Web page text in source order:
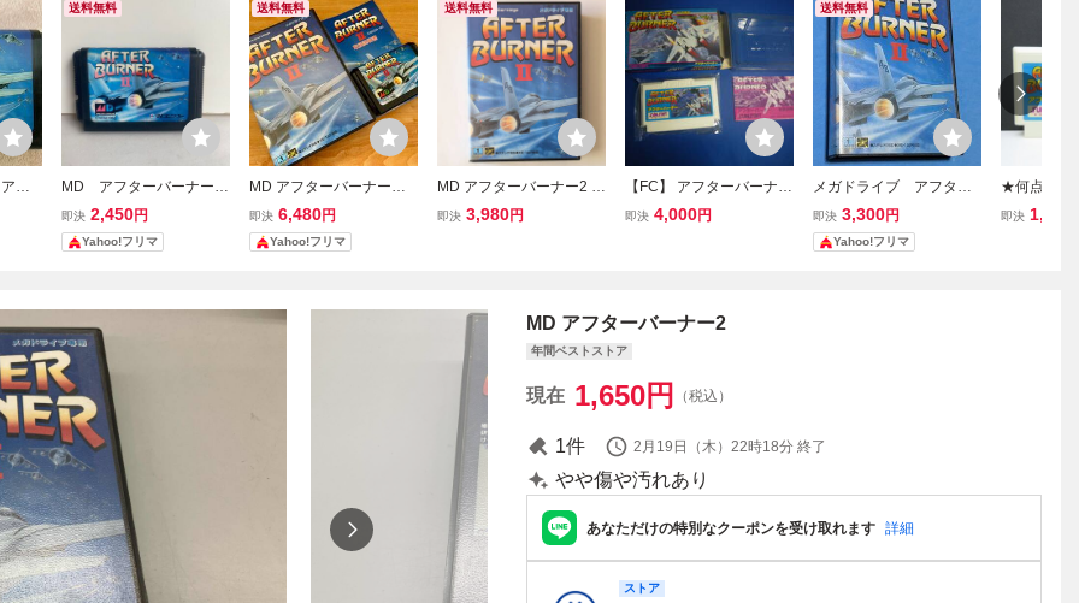
フ
送料無料
MD アフターバーナー2
ソフトのみ MD2505
即決 2,450円
Yahoo!フリマ
送料無料
MD アフターバーナーⅡ
AFTER BVRNERⅡ SEG
A 国内正規品
即決 6,480円
Yahoo!フリマ
送料無料
MD アフターバーナー2 A
FTER BURNER II ★ メガ
即決 3,980円
【FC】 アフターバーナ
ー 箱・説明書付き
即決 4,000円
送料無料
メガドライブ アフター
バーナーⅡ
即決 3,300円
Yahoo!フリマ
★何点でも
★ アフター
即決 1,280
MD アフターバーナー2
年間ベストストア
現在 1,650円 （税込）
1件 2月19日（木）22時18分 終了
やや傷や汚れあり
あなただけの特別なクーポンを受け取れます 詳細
ストア